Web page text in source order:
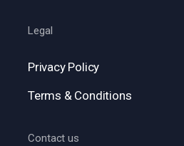
Legal
Privacy Policy
Terms & Conditions
Contact us